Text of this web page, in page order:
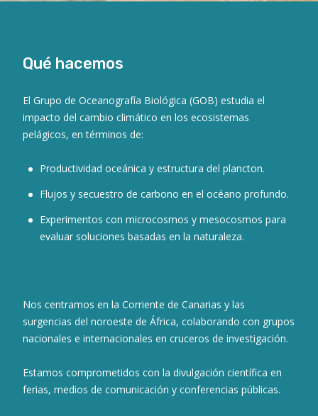
Qué hacemos
El Grupo de Oceanografía Biológica (GOB) estudia el
impacto del cambio climático en los ecosistemas
pelágicos, en términos de:
Productividad oceánica y estructura del plancton.
Flujos y secuestro de carbono en el océano profundo.
Experimentos con microcosmos y mesocosmos para
evaluar soluciones basadas en la naturaleza.
Nos centramos en la Corriente de Canarias y las
surgencias del noroeste de África, colaborando con grupos
nacionales e internacionales en cruceros de investigación.
Estamos comprometidos con la divulgación científica en
ferias, medios de comunicación y conferencias públicas.